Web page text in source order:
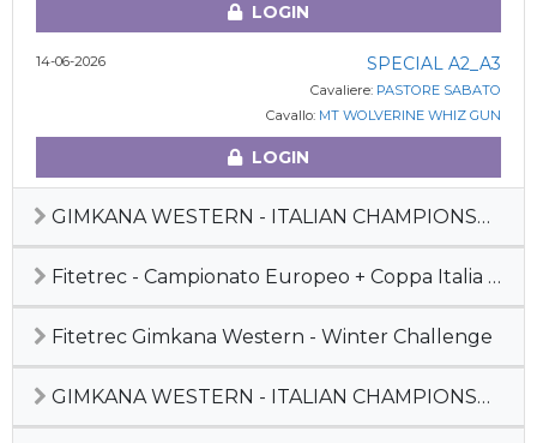
LOGIN
14-06-2026 SPECIAL A2_A3
Cavaliere: PASTORE SABATO
Cavallo: MT WOLVERINE WHIZ GUN
LOGIN
GIMKANA WESTERN - ITALIAN CHAMPIONSHIP 2025
Fitetrec - Campionato Europeo + Coppa Italia Gimkana Western 2025 + MdL
Fitetrec Gimkana Western - Winter Challenge
GIMKANA WESTERN - ITALIAN CHAMPIONSHIP 2024